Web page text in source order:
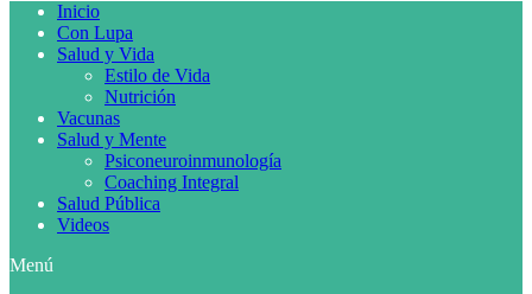
Inicio
Con Lupa
Salud y Vida
Estilo de Vida
Nutrición
Vacunas
Salud y Mente
Psiconeuroinmunología
Coaching Integral
Salud Pública
Videos
Menú